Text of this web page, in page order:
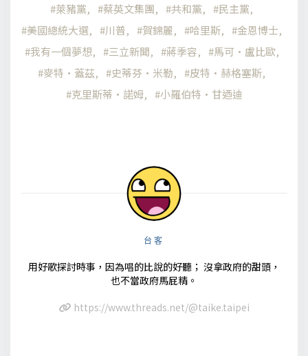
萊豬黨 蔡英文集團 共和黨
民主黨
美國總統大選
川普 賀錦麗 哈里斯
金恩博士
我有一個夢想
三立新聞 蔣季容
馬可·盧比歐
麥特·蓋茲
史蒂芬·米勒
皮特·赫格塞斯
克里斯蒂·諾姆
小羅伯特·甘迺迪
台客
用好歌探討時事，因為唱的比說的好聽； 沒拿政府的甜頭，
也不當政府馬屁精。
https://www.threads.net/@taike.taipei